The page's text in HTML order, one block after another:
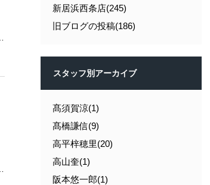
新居浜西条店(245)
旧ブログの投稿(186)
スタッフ別アーカイブ
髙須賀涼(1)
髙橋謙信(9)
高平梓穂里(20)
高山奎(1)
阪本悠一郎(1)